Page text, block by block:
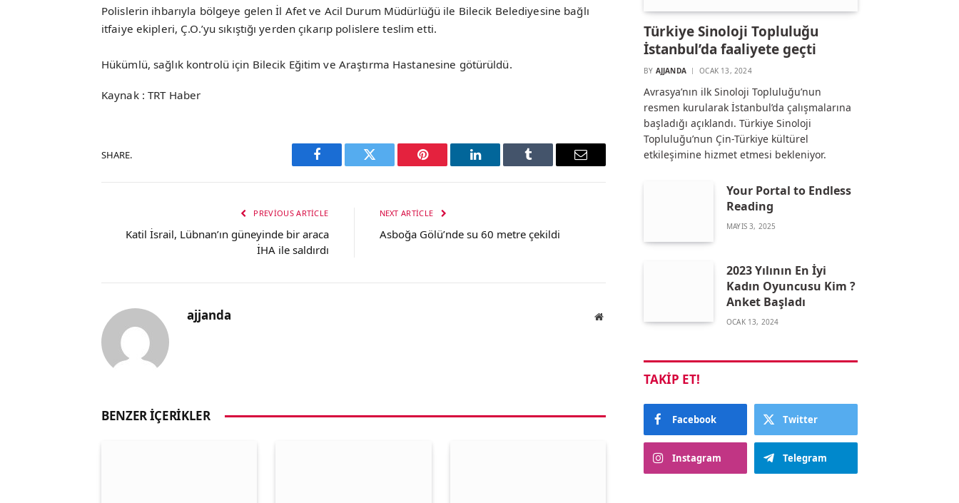
Polislerin ihbarıyla bölgeye gelen İl Afet ve Acil Durum Müdürlüğü ile Bilecik Belediyesine bağlı
itfaiye ekipleri, Ç.O.’yu sıkıştığı yerden çıkarıp polislere teslim etti.
Hükümlü, sağlık kontrolü için Bilecik Eğitim ve Araştırma Hastanesine götürüldü.
Kaynak : TRT Haber
SHARE.
Facebook Twitter Pinterest LinkedIn Tumblr Email
PREVIOUS ARTICLE
Katil İsrail, Lübnan’ın güneyinde bir araca
İHA ile saldırdı
NEXT ARTICLE
Asboğa Gölü’nde su 60 metre çekildi
ajjanda Website
BENZER İÇERIKLER
Türkiye Sinoloji Topluluğu
İstanbul’da faaliyete geçti
BY AJJANDA OCAK 13, 2024
Avrasya’nın ilk Sinoloji Topluluğu’nun
resmen kurularak İstanbul’da çalışmalarına
başladığı açıklandı. Türkiye Sinoloji
Topluluğu’nun Çin-Türkiye kültürel
etkileşimine hizmet etmesi bekleniyor.
Your Portal to Endless
Reading
MAYIS 3, 2025
2023 Yılının En İyi
Kadın Oyuncusu Kim ?
Anket Başladı
OCAK 13, 2024
TAKIP ET!
Facebook Twitter
Instagram Telegram